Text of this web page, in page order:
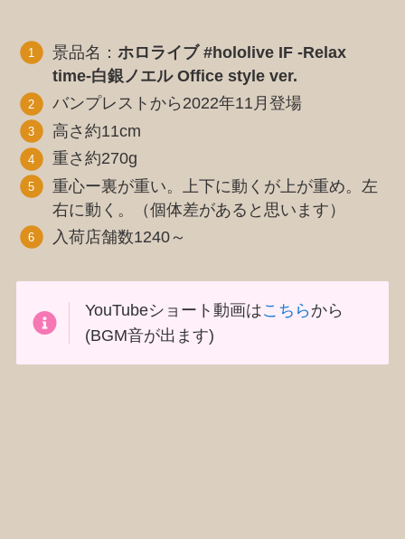
景品名：ホロライブ #hololive IF -Relax
time-白銀ノエル Office style ver.
バンプレストから2022年11月登場
高さ約11cm
重さ約270g
重心ー裏が重い。上下に動くが上が重め。左
右に動く。（個体差があると思います）
入荷店舗数1240～
YouTubeショート動画はこちら から
(BGM音が出ます)